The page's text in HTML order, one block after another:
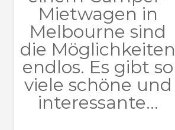
Mietwagen in
Melbourne sind
die Möglichkeiten
endlos. Es gibt so
viele schöne und
interessante...